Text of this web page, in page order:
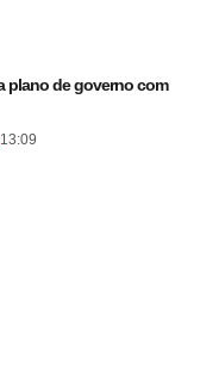
plano de governo com